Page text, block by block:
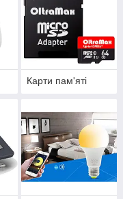
Карти пам'яті